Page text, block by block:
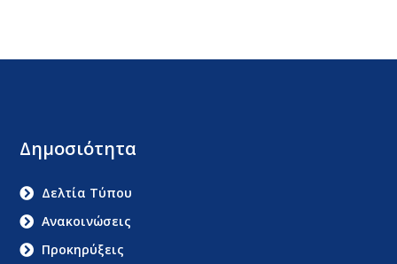
Δημοσιότητα
Δελτία Τύπου
Ανακοινώσεις
Προκηρύξεις